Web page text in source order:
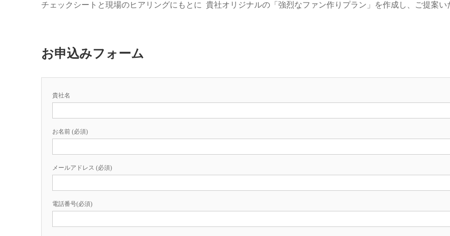
チェックシートと現場のヒアリングにもとに 貴社オリジナルの「強烈なファン作りプラン」を作成し、ご提案い
お申込みフォーム
貴社名
お名前 (必須)
メールアドレス (必須)
電話番号(必須)